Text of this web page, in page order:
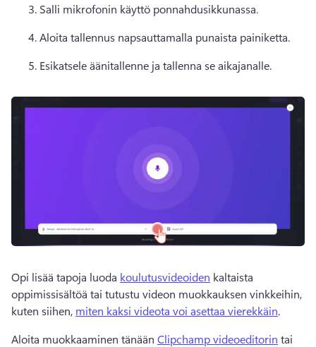
Salli mikrofonin käyttö ponnahdusikkunassa.
Aloita tallennus napsauttamalla punaista painiketta.
Esikatsele äänitallenne ja tallenna se aikajanalle.
Opi lisää tapoja luoda koulutusvideoiden kaltaista
oppimissisältöä tai tutustu videon muokkauksen vinkkeihin,
kuten siihen, miten kaksi videota voi asettaa vierekkäin.
Aloita muokkaaminen tänään Clipchamp videoeditorin tai